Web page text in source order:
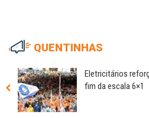
QUENTINHAS
Eletricitários
fim da escala 6×1